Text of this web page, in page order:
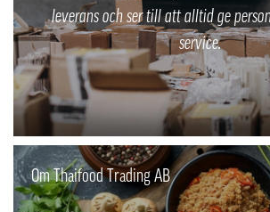
leverans och ser till att alltid ge
service.
Om Thaifood Trading AB